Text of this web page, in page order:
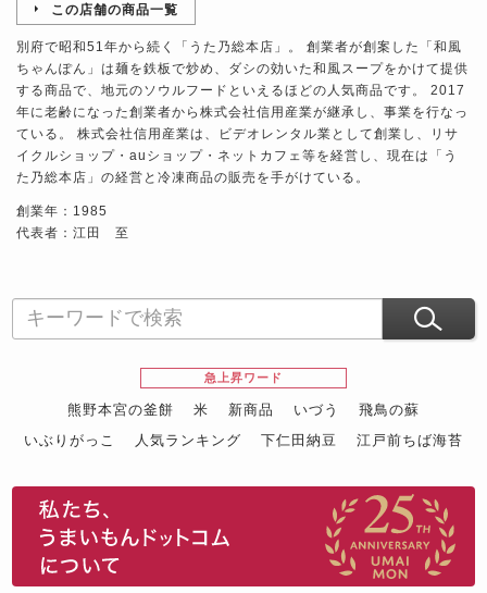
この店舗の商品一覧
別府で昭和51年から続く「うた乃総本店」。 創業者が創案した「和風
ちゃんぽん」は麺を鉄板で炒め、ダシの効いた和風スープをかけて提供
する商品で、地元のソウルフードといえるほどの人気商品です。 2017
年に老齢になった創業者から株式会社信用産業が継承し、事業を行なっ
ている。 株式会社信用産業は、ビデオレンタル業として創業し、リサ
イクルショップ・auショップ・ネットカフェ等を経営し、現在は「う
た乃総本店」の経営と冷凍商品の販売を手がけている。
創業年：1985
代表者：江田 至
急上昇ワード
熊野本宮の釜餅 米 新商品 いづう
飛鳥の蘇
いぶりがっこ
人気ランキング 下仁田納豆
江戸前ちば海苔